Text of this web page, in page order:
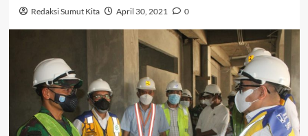
Redaksi Sumut Kita April 30, 2021 0